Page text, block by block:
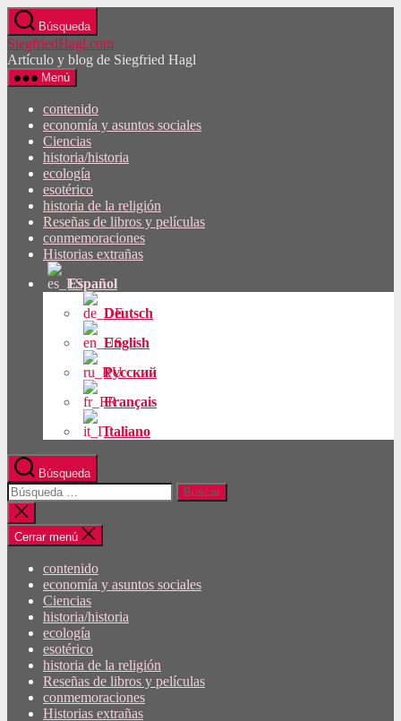
Saltar
al
contenido
Búsqueda
SiegfriedHagl.com
Artículo y blog de Siegfried Hagl
Menú
contenido
economía y asuntos sociales
Ciencias
historia/historia
ecología
esotérico
historia de la religión
Reseñas de libros y películas
conmemoraciones
Historias extrañas
Español
Deutsch
English
Русский
Français
Italiano
Búsqueda
Buscar:
Cerrar
búsqueda
Cerrar menú
contenido
economía y asuntos sociales
Ciencias
historia/historia
ecología
esotérico
historia de la religión
Reseñas de libros y películas
conmemoraciones
Historias extrañas